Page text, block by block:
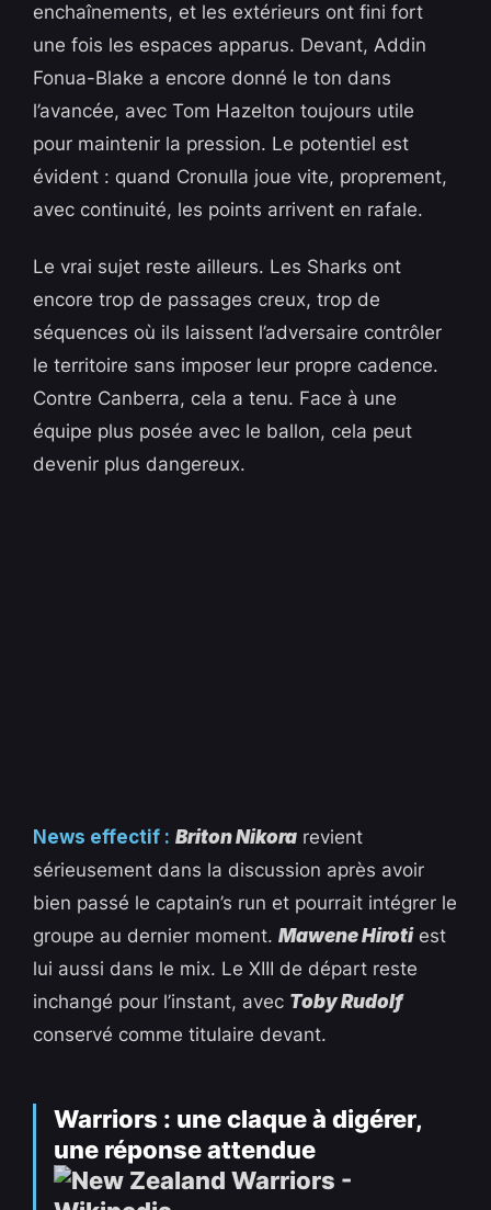
enchaînements, et les extérieurs ont fini fort
une fois les espaces apparus. Devant, Addin
Fonua-Blake a encore donné le ton dans
l’avancée, avec Tom Hazelton toujours utile
pour maintenir la pression. Le potentiel est
évident : quand Cronulla joue vite, proprement,
avec continuité, les points arrivent en rafale.
Le vrai sujet reste ailleurs. Les Sharks ont
encore trop de passages creux, trop de
séquences où ils laissent l’adversaire contrôler
le territoire sans imposer leur propre cadence.
Contre Canberra, cela a tenu. Face à une
équipe plus posée avec le ballon, cela peut
devenir plus dangereux.
News effectif : Briton Nikora revient
sérieusement dans la discussion après avoir
bien passé le captain’s run et pourrait intégrer le
groupe au dernier moment.Mawene Hirotiest
lui aussi dans le mix. Le XIII de départ reste
inchangé pour l’instant, avec Toby Rudolf
conservé comme titulaire devant.
Warriors : une claque à digérer,
une réponse attendue